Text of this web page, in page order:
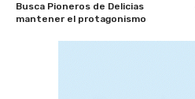
Busca Pioneros de Delicias
mantener el protagonismo